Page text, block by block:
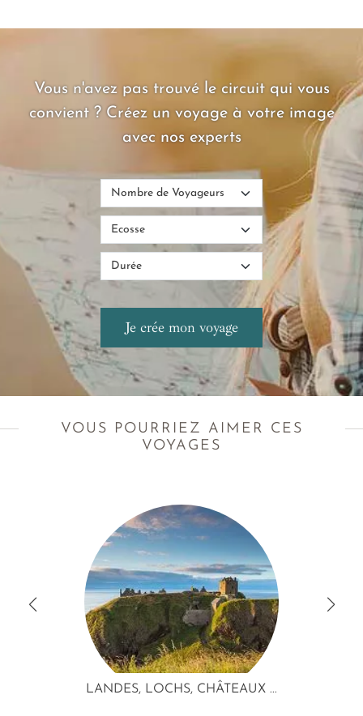
Vous n'avez pas trouvé le circuit qui vous
convient ? Créez un voyage à votre image
avec nos experts
VOUS POURRIEZ AIMER CES
VOYAGES
LANDES, LOCHS, CHÂTEAUX ...